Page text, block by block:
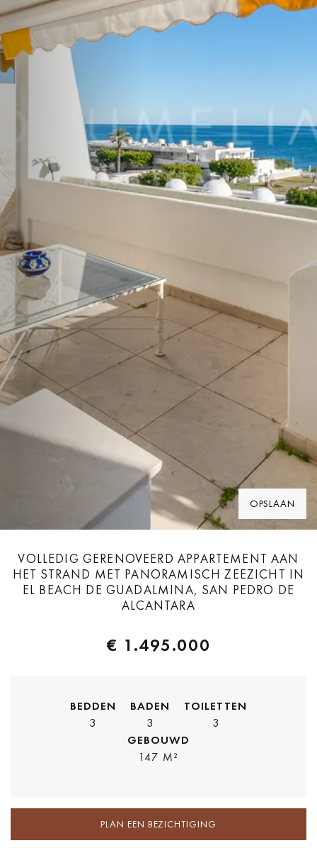
OPSLAAN
VOLLEDIG GERENOVEERD APPARTEMENT AAN
HET STRAND MET PANORAMISCH ZEEZICHT IN
EL BEACH DE GUADALMINA, SAN PEDRO DE
ALCANTARA
€ 1.495.000
BEDDEN
3
BADEN
3
TOILETTEN
3
GEBOUWD
147 M²
PLAN EEN BEZICHTIGING